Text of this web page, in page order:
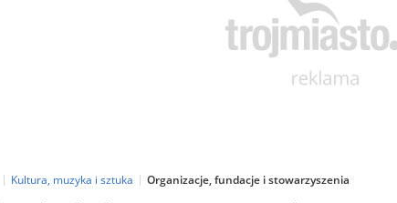
Kultura, muzyka i sztuka Organizacje, fundacje i stowarzyszenia